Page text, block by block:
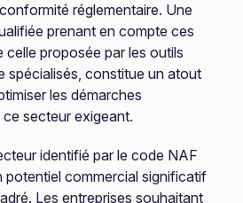
réglementaire. Une
prenant en compte ces
proposée par les outils
spécialisés, constitue un atout
les démarches
secteur exigeant.
identifié par le code NAF
potentiel commercial significatif
Les entreprises souhaitant